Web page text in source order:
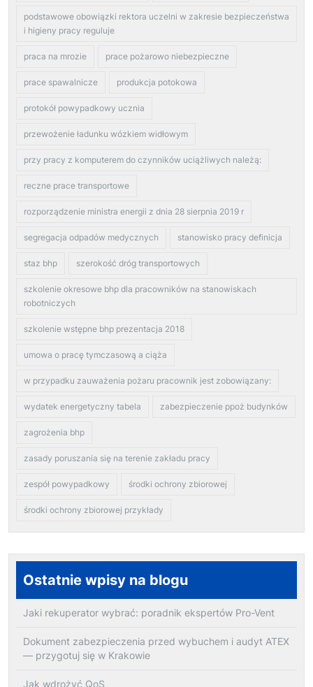
podstawowe obowiązki rektora uczelni w zakresie bezpieczeństwa
i higieny pracy reguluje
praca na mrozie prace pożarowo niebezpieczne
prace spawalnicze produkcja potokowa
protokół powypadkowy ucznia
przewożenie ładunku wózkiem widłowym
przy pracy z komputerem do czynników uciążliwych należą:
reczne prace transportowe
rozporządzenie ministra energii z dnia 28 sierpnia 2019 r
segregacja odpadów medycznych stanowisko pracy definicja
staz bhp szerokość dróg transportowych
szkolenie okresowe bhp dla pracowników na stanowiskach
robotniczych
szkolenie wstępne bhp prezentacja 2018
umowa o pracę tymczasową a ciąża
w przypadku zauważenia pożaru pracownik jest zobowiązany:
wydatek energetyczny tabela zabezpieczenie ppoż budynków
zagrożenia bhp
zasady poruszania się na terenie zakładu pracy
zespół powypadkowy środki ochrony zbiorowej
środki ochrony zbiorowej przykłady
Ostatnie wpisy na blogu
Jaki rekuperator wybrać: poradnik ekspertów Pro-Vent
Dokument zabezpieczenia przed wybuchem i audyt ATEX
— przygotuj się w Krakowie
Jak wdrożyć QoS